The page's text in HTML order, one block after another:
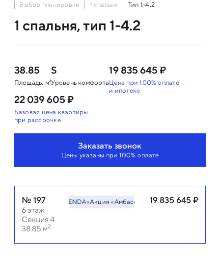
Выбор планировки
1 спальня Тип 1-4.2
1 спальня, тип 1-4.2
38.85
Площадь, м²
S
Уровень комфорта
19 835 645 ₽
Цена при 100% оплате
и ипотеке
22 039 605 ₽
Базовая цена квартиры
при рассрочке
Заказать звонок
Цены указаны при 100% оплате
№ 197
6этаж
Секция 4
38.85 м2
«Амбассадор LEGENDA»Акция «Амбассадор LEGENDA»
19 835 645₽